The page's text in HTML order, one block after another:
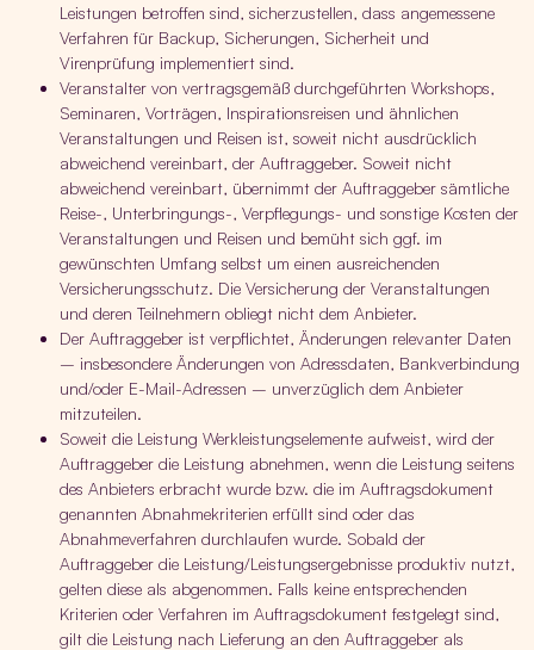
Leistungen betroffen sind, sicherzustellen, dass angemessene
Verfahren für Backup, Sicherungen, Sicherheit und
Virenprüfung implementiert sind.
Veranstalter von vertragsgemäß durchgeführten Workshops,
Seminaren, Vorträgen, Inspirationsreisen und ähnlichen
Veranstaltungen und Reisen ist, soweit nicht ausdrücklich
abweichend vereinbart, der Auftraggeber. Soweit nicht
abweichend vereinbart, übernimmt der Auftraggeber sämtliche
Reise-, Unterbringungs-, Verpflegungs- und sonstige Kosten der
Veranstaltungen und Reisen und bemüht sich ggf. im
gewünschten Umfang selbst um einen ausreichenden
Versicherungsschutz. Die Versicherung der Veranstaltungen
und deren Teilnehmern obliegt nicht dem Anbieter.
Der Auftraggeber ist verpflichtet, Änderungen relevanter Daten
– insbesondere Änderungen von Adressdaten, Bankverbindung
und/oder E-Mail-Adressen – unverzüglich dem Anbieter
mitzuteilen.
Soweit die Leistung Werkleistungselemente aufweist, wird der
Auftraggeber die Leistung abnehmen, wenn die Leistung seitens
des Anbieters erbracht wurde bzw. die im Auftragsdokument
genannten Abnahmekriterien erfüllt sind oder das
Abnahmeverfahren durchlaufen wurde. Sobald der
Auftraggeber die Leistung/Leistungsergebnisse produktiv nutzt,
gelten diese als abgenommen. Falls keine entsprechenden
Kriterien oder Verfahren im Auftragsdokument festgelegt sind,
gilt die Leistung nach Lieferung an den Auftraggeber als